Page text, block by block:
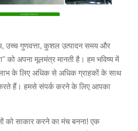
उच्च गुणवत्ता, कुशल उत्पादन समय और
को अपना मूलमंत्र मानती है। हम भविष्य में
के लिए अधिक से अधिक ग्राहकों के साथ
हैं। हमसे संपर्क करने के लिए आपका
को साकार करने का मंच बनना! एक